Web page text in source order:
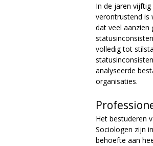
In de jaren
verontrustend is
dat veel aanzien
volledig tot
analyseerde
organisaties.
Het bestuderen
Sociologen zijn
behoefte aan